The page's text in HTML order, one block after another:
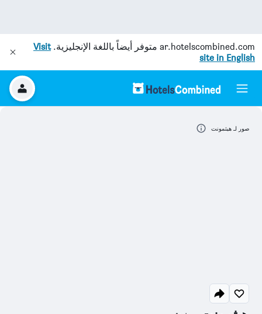
ar.hotelscombined.com متوفر أيضاً باللغة الإنجليزية.Visit
site in English
صور لـ هيثمونت